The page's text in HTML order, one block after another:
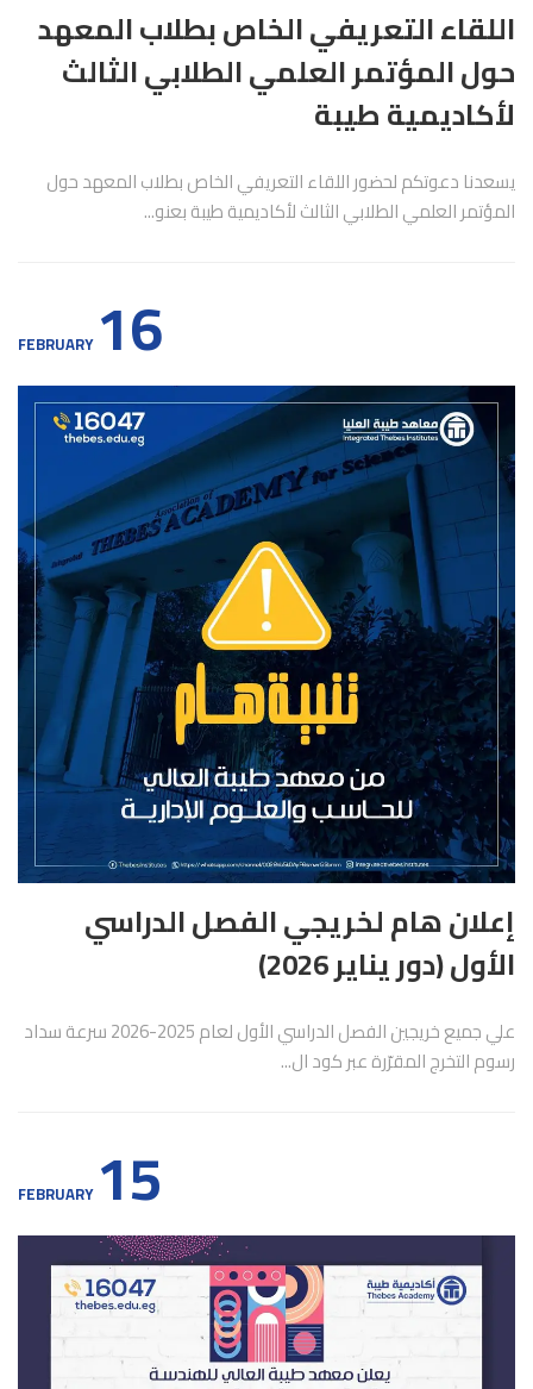
اللقاء التعريفي الخاص بطلاب المعهد
حول المؤتمر العلمي الطلابي الثالث
لأكاديمية طيبة
يسعدنا دعوتكم لحضور اللقاء التعريفي الخاص بطلاب المعهد حول
المؤتمر العلمي الطلابي الثالث لأكاديمية طيبة بعنو...
16
FEBRUARY
إعلان هام لخريجي الفصل الدراسي
الأول (دور يناير 2026)
علي جميع خريجين الفصل الدراسي الأول لعام 2025-2026 سرعة سداد
رسوم التخرج المقرّرة عبر كود ال...
15
FEBRUARY